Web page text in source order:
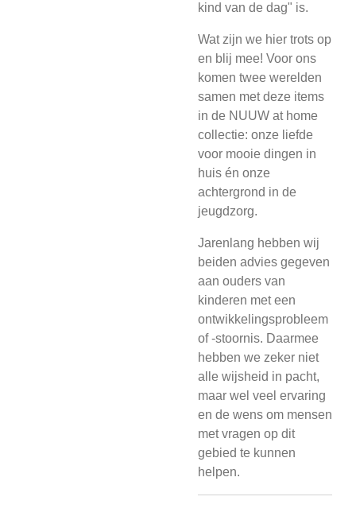
kind van de dag" is.
Wat zijn we hier trots op
en blij mee! Voor ons
komen twee werelden
samen met deze items
in de NUUW at home
collectie: onze liefde
voor mooie dingen in
huis én onze
achtergrond in de
jeugdzorg.
Jarenlang hebben wij
beiden advies gegeven
aan ouders van
kinderen met een
ontwikkelingsprobleem
of -stoornis. Daarmee
hebben we zeker niet
alle wijsheid in pacht,
maar wel veel ervaring
en de wens om mensen
met vragen op dit
gebied te kunnen
helpen.